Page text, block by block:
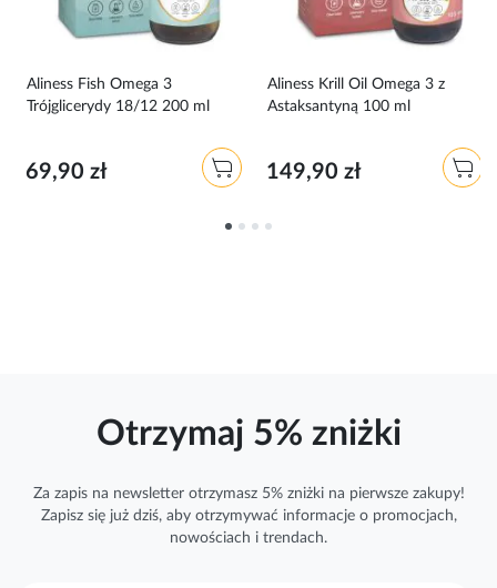
Aliness Fish Omega 3
Trójglicerydy 18/12 200 ml
69,90 zł
Aliness Krill Oil Omega 3 z
Astaksantyną 100 ml
149,90 zł
Otrzymaj 5% zniżki
Za zapis na newsletter otrzymasz 5% zniżki na pierwsze zakupy!
Zapisz się już dziś, aby otrzymywać informacjeo promocjach,
nowościach i trendach.